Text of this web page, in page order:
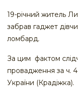
19-річний житель
забрав гаджет
ломбард.
За цим фактом
провадження за ч.
України (Крадіжка).